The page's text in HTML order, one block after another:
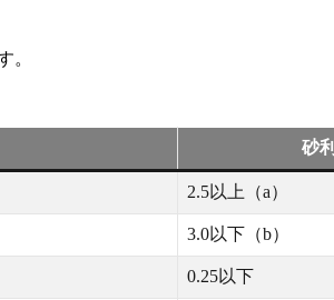
。
砂利
2.5以上（a）
3.0以下（b）
0.25以下